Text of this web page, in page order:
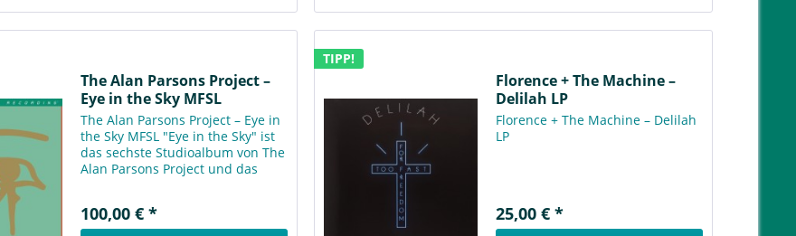
The Alan Parsons Project –
Eye in the Sky MFSL
The Alan Parsons Project – Eye in
the Sky MFSL "Eye in the Sky" ist
das sechste Studioalbum von The
Alan Parsons Project und das
eröffnende Instrumentalstück
100,00 € *
TIPP!
Florence + The Machine –
Delilah LP
Florence + The Machine – Delilah
LP
25,00 € *